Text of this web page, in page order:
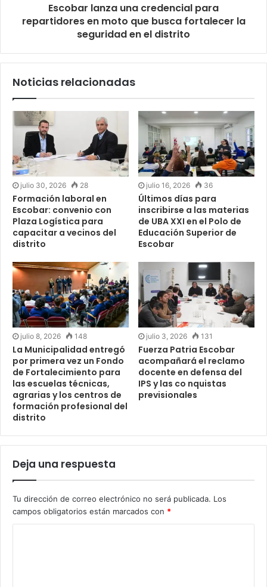
Escobar lanza una credencial para
repartidores en moto que busca fortalecer la
seguridad en el distrito
Noticias relacionadas
julio 30, 2026 28
Formación laboral en
Escobar: convenio con
Plaza Logística para
capacitar a vecinos del
distrito
julio 16, 2026 36
Últimos días para
inscribirse a las materias
de UBA XXI en el Polo de
Educación Superior de
Escobar
julio 8, 2026 148
La Municipalidad entregó
por primera vez un Fondo
de Fortalecimiento para
las escuelas técnicas,
agrarias y los centros de
formación profesional del
distrito
julio 3, 2026 131
Fuerza Patria Escobar
acompañará el reclamo
docente en defensa del
IPS y las co nquistas
previsionales
Deja una respuesta
Tu dirección de correo electrónico no será publicada. Los
campos obligatorios están marcados con *